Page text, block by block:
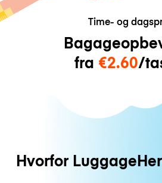
Time- og
fra €2.60/
Hvorfor